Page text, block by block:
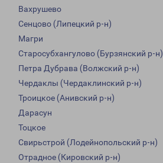
Вахрушево
Сенцово (Липецкий р-н)
Магри
Старосубхангулово (Бурзянский р-н)
Петра Дубрава (Волжский р-н)
Чердаклы (Чердаклинский р-н)
Троицкое (Анивский р-н)
Дарасун
Тоцкое
Свирьстрой (Лодейнопольский р-н)
Отрадное (Кировский р-н)